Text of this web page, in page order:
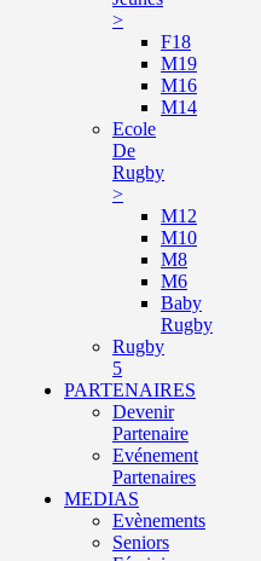
>
F18
M19
M16
M14
Ecole
De
Rugby
>
M12
M10
M8
M6
Baby
Rugby
Rugby
5
PARTENAIRES
Devenir
Partenaire
Evénement
Partenaires
MEDIAS
Evènements
Seniors